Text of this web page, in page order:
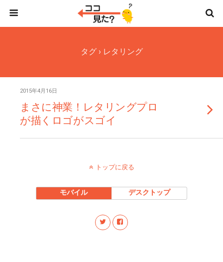
タグ › レタリング
2015年4月16日
まさに神業！レタリングプロ
が描くロゴがスゴイ
トップに戻る
モバイル デスクトップ